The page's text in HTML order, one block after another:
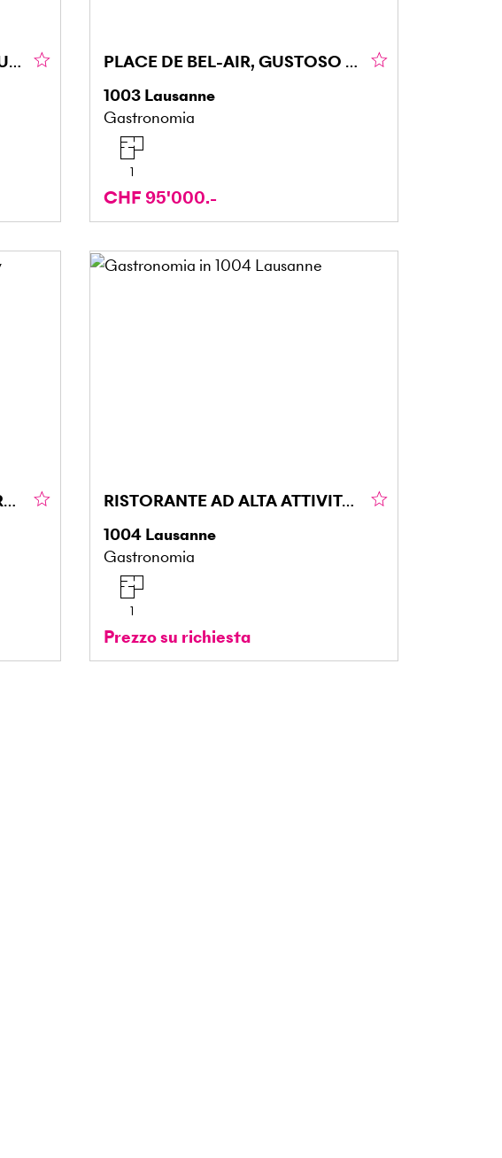
CLIENTELA ECCEZIONALE, BUONA REDDITIVITÀ IN PALIO
PLACE DE BEL-AIR, GUSTOSO E UNICO
1003 Lausanne
Gastronomia
1
CHF 95'000.-
LOCALE CON VETRINA E GARAGE DOPPIO
RISTORANTE AD ALTA ATTIVITÀ DA CONSEGNARE
1004 Lausanne
Gastronomia
1
Prezzo su richiesta